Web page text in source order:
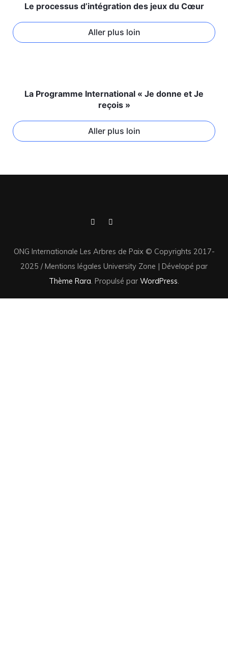
Le processus d’intégration des jeux du Cœur
Aller plus loin
La Programme International « Je donne et Je
reçois »
Aller plus loin
ONG Internationale Les Arbres de Paix © Copyrights 2017-
2025 / Mentions légales University Zone | Dévelopé par
Thème Rara. Propulsé par WordPress.